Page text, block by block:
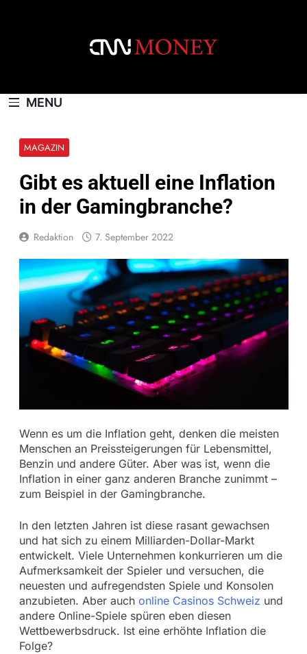
MENU
MAGAZIN
Gibt es aktuell eine Inflation
in der Gamingbranche?
Redaktion 7. September 2022
Wenn es um die Inflation geht, denken die meisten
Menschen an Preissteigerungen für Lebensmittel,
Benzin und andere Güter. Aber was ist, wenn die
Inflation in einer ganz anderen Branche zunimmt –
zum Beispiel in der Gamingbranche.
In den letzten Jahren ist diese rasant gewachsen
und hat sich zu einem Milliarden-Dollar-Markt
entwickelt. Viele Unternehmen konkurrieren um die
Aufmerksamkeit der Spieler und versuchen, die
neuesten und aufregendsten Spiele und Konsolen
anzubieten. Aber auch online Casinos Schweiz und
andere Online-Spiele spüren eben diesen
Wettbewerbsdruck. Ist eine erhöhte Inflation die
Folge?